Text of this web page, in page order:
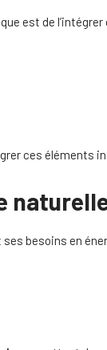
est de l’intégrer
ces éléments
besoins en